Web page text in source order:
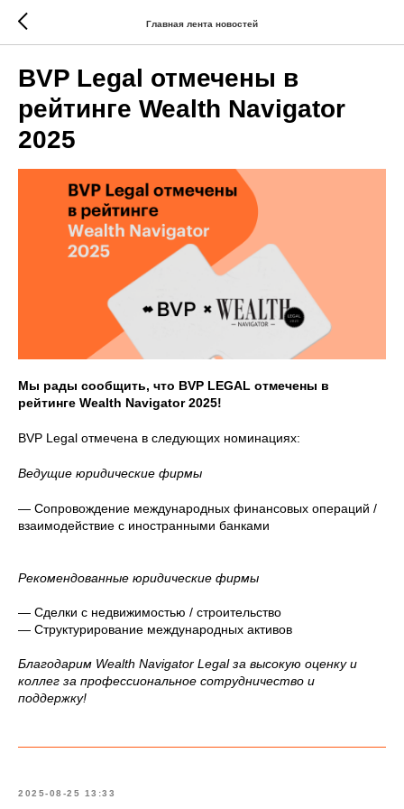
Главная лента новостей
BVP Legal отмечены в
рейтинге Wealth Navigator
2025
Мы рады сообщить, что BVP LEGAL отмечены в
рейтинге Wealth Navigator 2025!
BVP Legal отмечена в следующих номинациях:
Ведущие юридические фирмы
— Сопровождение международных финансовых операций /
взаимодействие с иностранными банками
Рекомендованные юридические фирмы
— Сделки с недвижимостью / строительство
— Структурирование международных активов
Благодарим Wealth Navigator Legal за высокую оценку и
коллег за профессиональное сотрудничество и
поддержку!
2025-08-25 13:33